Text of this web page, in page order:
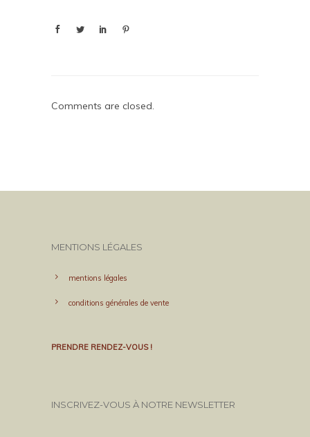
Comments are closed.
MENTIONS LÉGALES
mentions légales
conditions générales de vente
PRENDRE RENDEZ-VOUS !
INSCRIVEZ-VOUS À NOTRE NEWSLETTER